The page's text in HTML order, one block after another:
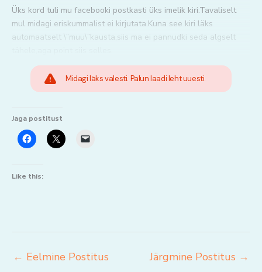
Üks kord tuli mu facebooki postkasti üks imelik kiri.Tavaliselt
mul midagi eriskummalist ei kirjutata.Kuna see kiri läks
automaatselt \”muu\”kausta,siis ma ei pannudki seda algselt
Midagi läks valesti. Palun laadi leht uuesti.
Jaga postitust
Like this:
← Eelmine Postitus Järgmine Postitus →